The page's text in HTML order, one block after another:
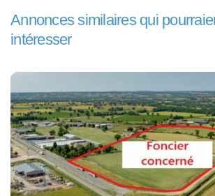
Annonces similaires qui
intéresser